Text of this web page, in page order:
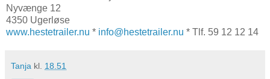
Nyvænge 12
4350 Ugerløse
www.hestetrailer.nu * info@hestetrailer.nu * Tlf. 59 12 12 14
Tanja kl. 18.51